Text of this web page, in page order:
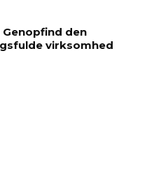
Genopfind den
virksomhed